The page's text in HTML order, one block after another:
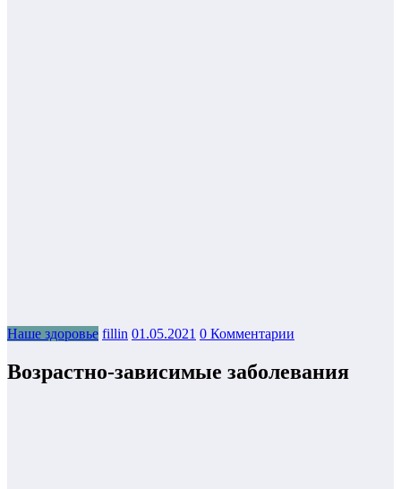
Наше здоровье fillin 01.05.2021 0 Комментарии
Возрастно-зависимые заболевания